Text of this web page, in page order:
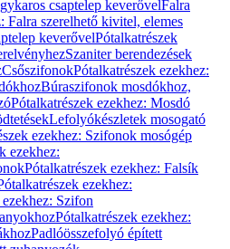
csaptelep keverővelFalra
Falra szerelhető kivitel, elemes
keverővelPótalkatrészek
Szaniter berendezések
CsőszifonokPótalkatrészek ezekhez:
Búraszifonok mosdókhoz,
Pótalkatrészek ezekhez: Mosdó
Lefolyókészletek mosogató
ezekhez: Szifonok mosógép
ezekhez:
Pótalkatrészek ezekhez: Falsík
ezekhez:
Szifon
Pótalkatrészek ezekhez:
Padlóösszefolyó épített